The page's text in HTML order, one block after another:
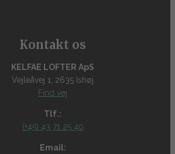
Kontakt os
KELFAE LOFTER ApS
Vejleåvej 1, 2635 Ishøj
Find vej
Tlf.:
(+45) 43 71 25 40
Email: